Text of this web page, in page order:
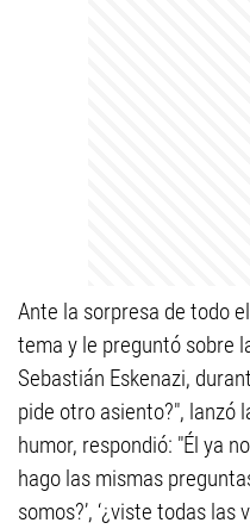
Ante la sorpresa de todo
tema y le preguntó sobre
Sebastián Eskenazi,
pide otro asiento?", lanzó
humor, respondió: "Él ya
hago las mismas
somos?’, ‘¿viste todas las